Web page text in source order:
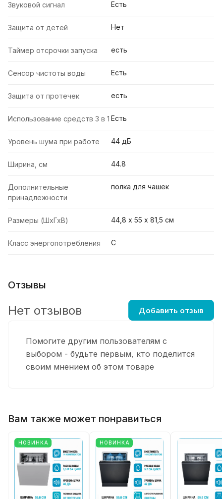
Звуковой сигнал Есть
Защита от детей Нет
Таймер отсрочки запуска есть
Сенсор чистоты воды Есть
Защита от протечек есть
Использование средств 3 в 1 Есть
Уровень шума при работе 44 дБ
Ширина, см 44.8
Дополнительные
принадлежности
полка для чашек
Размеры (ШхГхВ) 44,8 х 55 х 81,5 см
Класс энергопотребления C
Отзывы
Помогите другим пользователям с
выбором - будьте первым, кто поделится
своим мнением об этом товаре
Нет отзывов Добавить отзыв
Вам также может понравиться
НОВИНКА НОВИНКА